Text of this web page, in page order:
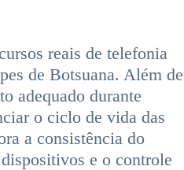
reais de telefonia
de Botsuana. Além de
adequado durante
o ciclo de vida das
a consistência do
e o controle